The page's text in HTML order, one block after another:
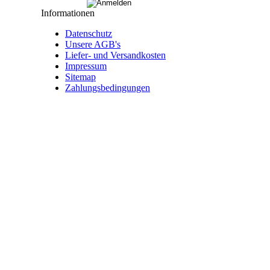
Informationen
Datenschutz
Unsere AGB's
Liefer- und Versandkosten
Impressum
Sitemap
Zahlungsbedingungen